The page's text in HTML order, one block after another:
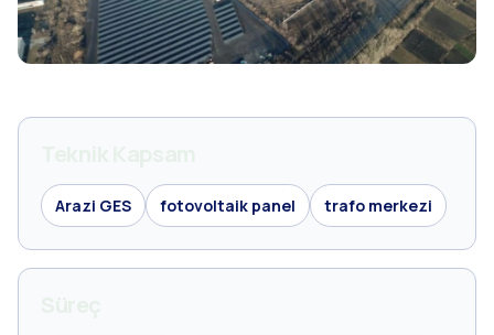
Arazi GES fotovoltaik panel trafo merkezi